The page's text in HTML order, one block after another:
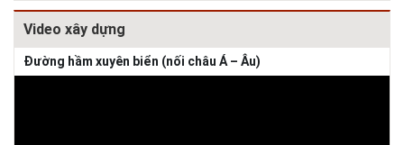
Video xây dựng
Đường hầm xuyên biển (nối châu Á – Âu)